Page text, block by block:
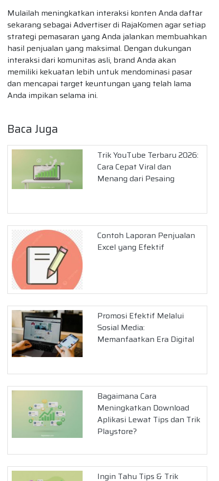
Mulailah meningkatkan interaksi konten Anda daftar
sekarang sebagai Advertiser di RajaKomen agar setiap
strategi pemasaran yang Anda jalankan membuahkan
hasil penjualan yang maksimal. Dengan dukungan
interaksi dari komunitas asli, brand Anda akan
memiliki kekuatan lebih untuk mendominasi pasar
dan mencapai target keuntungan yang telah lama
Anda impikan selama ini.
Baca Juga
Trik YouTube Terbaru 2026:
Cara Cepat Viral dan
Menang dari Pesaing
Contoh Laporan Penjualan
Excel yang Efektif
Promosi Efektif Melalui
Sosial Media:
Memanfaatkan Era Digital
Bagaimana Cara
Meningkatkan Download
Aplikasi Lewat Tips dan Trik
Playstore?
Ingin Tahu Tips & Trik